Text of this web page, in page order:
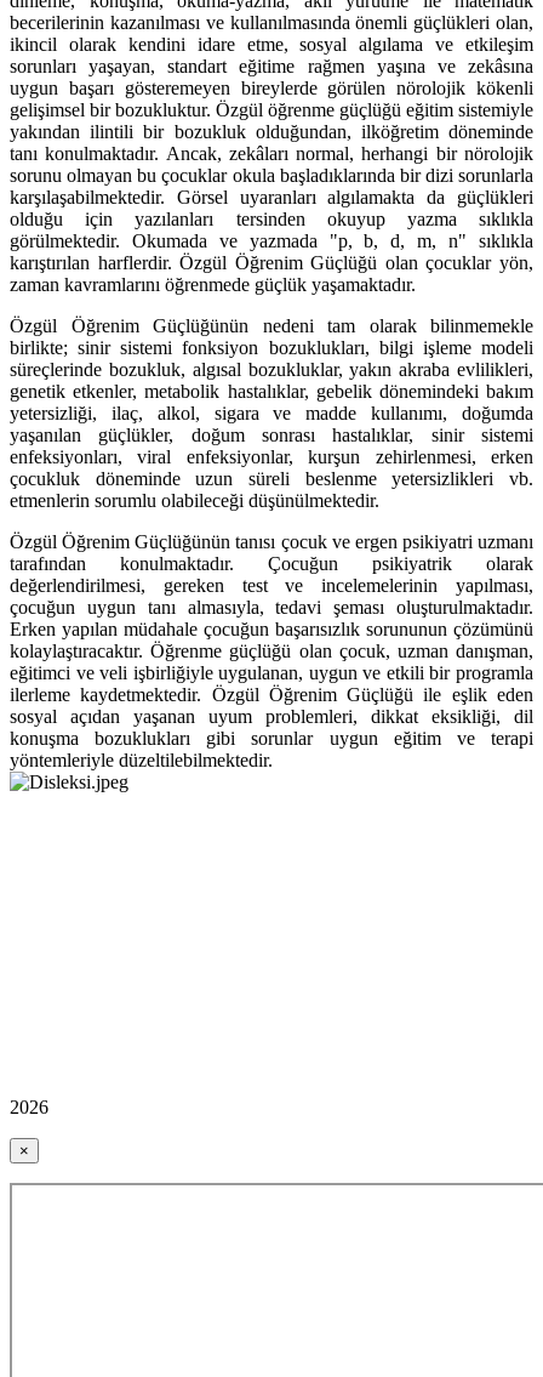
becerilerinin kazanılması ve kullanılmasında önemli güçlükleri olan,
ikincil olarak kendini idare etme, sosyal algılama ve etkileşim
sorunları yaşayan, standart eğitime rağmen yaşına ve zekâsına
uygun başarı gösteremeyen bireylerde görülen nörolojik kökenli
gelişimsel bir bozukluktur. Özgül öğrenme güçlüğü eğitim sistemiyle
yakından ilintili bir bozukluk olduğundan, ilköğretim döneminde
tanı konulmaktadır. Ancak, zekâları normal, herhangi bir nörolojik
sorunu olmayan bu çocuklar okula başladıklarında bir dizi sorunlarla
karşılaşabilmektedir. Görsel uyaranları algılamakta da güçlükleri
olduğu için yazılanları tersinden okuyup yazma sıklıkla
görülmektedir. Okumada ve yazmada "p, b, d, m, n" sıklıkla
karıştırılan harflerdir. Özgül Öğrenim Güçlüğü olan çocuklar yön,
zaman kavramlarını öğrenmede güçlük yaşamaktadır.
Özgül Öğrenim Güçlüğünün nedeni tam olarak bilinmemekle
birlikte; sinir sistemi fonksiyon bozuklukları, bilgi işleme modeli
süreçlerinde bozukluk, algısal bozukluklar, yakın akraba evlilikleri,
genetik etkenler, metabolik hastalıklar, gebelik dönemindeki bakım
yetersizliği, ilaç, alkol, sigara ve madde kullanımı, doğumda
yaşanılan güçlükler, doğum sonrası hastalıklar, sinir sistemi
enfeksiyonları, viral enfeksiyonlar, kurşun zehirlenmesi, erken
çocukluk döneminde uzun süreli beslenme yetersizlikleri vb.
etmenlerin sorumlu olabileceği düşünülmektedir.
Özgül Öğrenim Güçlüğünün tanısı çocuk ve ergen psikiyatri uzmanı
tarafından konulmaktadır. Çocuğun psikiyatrik olarak
değerlendirilmesi, gereken test ve incelemelerinin yapılması,
çocuğun uygun tanı almasıyla, tedavi şeması oluşturulmaktadır.
Erken yapılan müdahale çocuğun başarısızlık sorununun çözümünü
kolaylaştıracaktır. Öğrenme güçlüğü olan çocuk, uzman danışman,
eğitimci ve veli işbirliğiyle uygulanan, uygun ve etkili bir programla
ilerleme kaydetmektedir. Özgül Öğrenim Güçlüğü ile eşlik eden
sosyal açıdan yaşanan uyum problemleri, dikkat eksikliği, dil
konuşma bozuklukları gibi sorunlar uygun eğitim ve terapi
yöntemleriyle düzeltilebilmektedir.
2026
×